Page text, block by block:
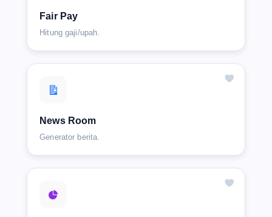
Fair Pay
Hitung gaji/upah.
News Room
Generator berita.